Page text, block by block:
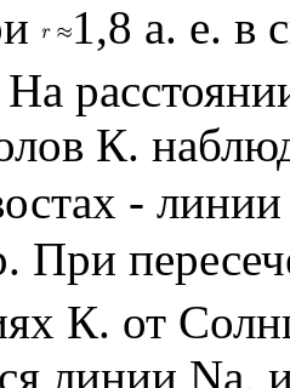
1,8 а. е. в
На
К.
-
При
К. от
линии Na,